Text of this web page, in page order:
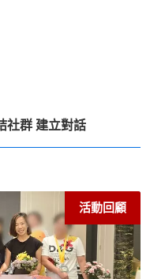
群 建立對話
活動回顧